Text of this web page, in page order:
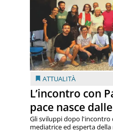
ATTUALITÀ
L’incontro con
pace nasce
Gli sviluppi dopo l'incontro
mediatrice ed esperta